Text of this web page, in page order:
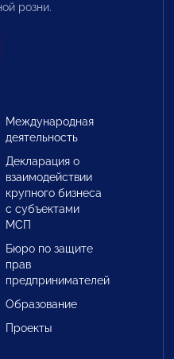
розни.
Международная
деятельность
Декларация о
взаимодействии
крупного бизнеса
с субъектами
МСП
Бюро по защите
прав
предпринимателей
Образование
Проекты